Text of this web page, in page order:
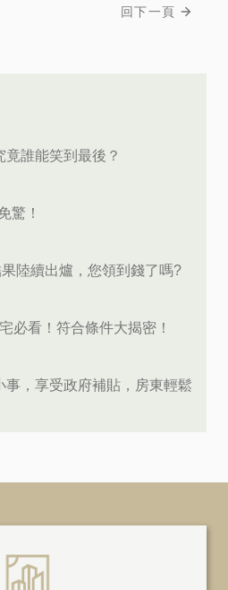
回下一頁
誰能笑到最後？
驚！
陸續出爐，您領到錢了嗎?
必看！符合條件大揭密！
事，享受政府補貼，房東輕鬆